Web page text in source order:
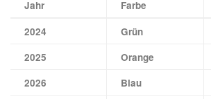
Jahr Farbe
2024
Grün
2025 Orange
2026 Blau